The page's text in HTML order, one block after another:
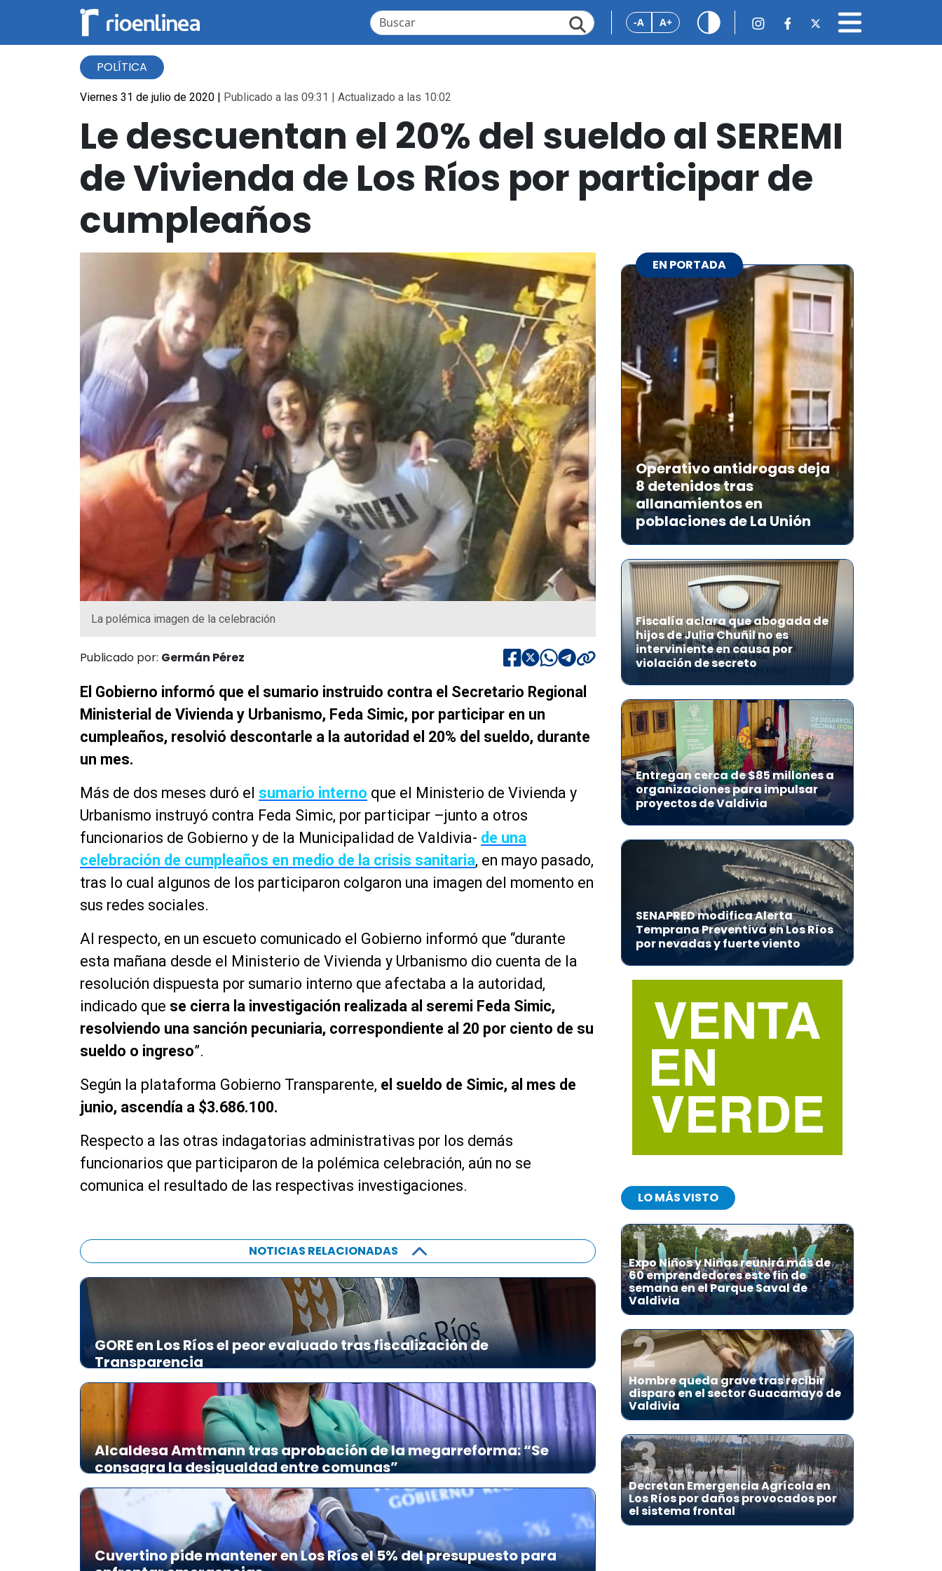
-A A+
POLÍTICA
Viernes 31 de julio de 2020 | Publicado a las 09:31 | Actualizado a las 10:02
Le descuentan el 20% del sueldo al SEREMI
de Vivienda de Los Ríos por participar de
cumpleaños
La polémica imagen de la celebración
Publicado por: Germán Pérez
El Gobierno informó que el sumario instruido contra el Secretario Regional
Ministerial de Vivienda y Urbanismo, Feda Simic, por participar en un
cumpleaños, resolvió descontarle a la autoridad el 20% del sueldo, durante
un mes.
Más de dos meses duró el sumario interno que el Ministerio de Vivienda y
Urbanismo instruyó contra Feda Simic, por participar –junto a otros
funcionarios de Gobierno y de la Municipalidad de Valdivia- de una
celebración de cumpleaños en medio de la crisis sanitaria, en mayo pasado,
tras lo cual algunos de los participaron colgaron una imagen del momento en
sus redes sociales.
Al respecto, en un escueto comunicado el Gobierno informó que “durante
esta mañana desde el Ministerio de Vivienda y Urbanismo dio cuenta de la
resolución dispuesta por sumario interno que afectaba a la autoridad,
indicado que se cierra la investigación realizada al seremi Feda Simic,
resolviendo una sanción pecuniaria, correspondiente al 20 por ciento de su
sueldo o ingreso”.
Según la plataforma Gobierno Transparente, el sueldo de Simic, al mes de
junio, ascendía a $3.686.100.
Respecto a las otras indagatorias administrativas por los demás
funcionarios que participaron de la polémica celebración, aún no se
comunica el resultado de las respectivas investigaciones.
NOTICIAS RELACIONADAS
GORE en Los Ríos el peor evaluado tras fiscalización de
Transparencia
Alcaldesa Amtmann tras aprobación de la megarreforma: “Se
consagra la desigualdad entre comunas”
Cuvertino pide mantener en Los Ríos el 5% del presupuesto para
EN PORTADA
Operativo antidrogas deja
8 detenidos tras
allanamientos en
poblaciones de La Unión
Fiscalía aclara que abogada de
hijos de Julia Chuñil no es
interviniente en causa por
violación de secreto
Entregan cerca de $85 millones a
organizaciones para impulsar
proyectos de Valdivia
SENAPRED modifica Alerta
Temprana Preventiva en Los Ríos
por nevadas y fuerte viento
LO MÁS VISTO
1
Expo Niños y Niñas reunirá más de
60 emprendedores este fin de
semana en el Parque Saval de
Valdivia
2
Hombre queda grave tras recibir
disparo en el sector Guacamayo de
Valdivia
3
Decretan Emergencia Agrícola en
Los Ríos por daños provocados por
el sistema frontal